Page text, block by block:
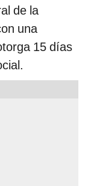
de la
una
15 días